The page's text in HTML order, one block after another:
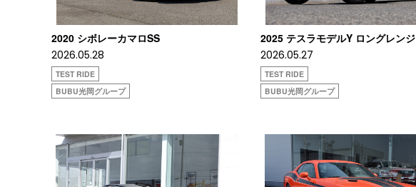
2020 シボレーカマロSS
2026.05.28
TEST RIDE
BUBU光岡グループ
2025 テスラモデルY ロングレンジ
2026.05.27
TEST RIDE
BUBU光岡グループ